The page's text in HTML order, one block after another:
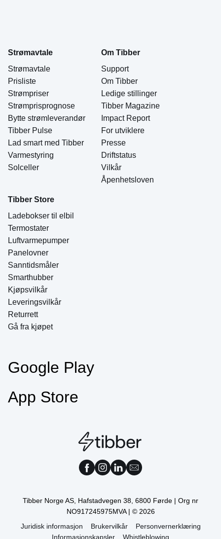
Strømavtale
Strømavtale
Prisliste
Strømpriser
Strømprisprognose
Bytte strømleverandør
Tibber Pulse
Lad smart med Tibber
Varmestyring
Solceller
Om Tibber
Support
Om Tibber
Ledige stillinger
Tibber Magazine
Impact Report
For utviklere
Presse
Driftstatus
Vilkår
Åpenhetsloven
Tibber Store
Ladebokser til elbil
Termostater
Luftvarmepumper
Panelovner
Sanntidsmåler
Smarthubber
Kjøpsvilkår
Leveringsvilkår
Returrett
Gå fra kjøpet
Google Play
App Store
Tibber Norge AS, Hafstadvegen 38, 6800 Førde | Org nr
NO917245975MVA | © 2026
Juridisk informasjon
Brukervilkår
Personvernerklæring
Informasjonskapsler
Whistleblowing